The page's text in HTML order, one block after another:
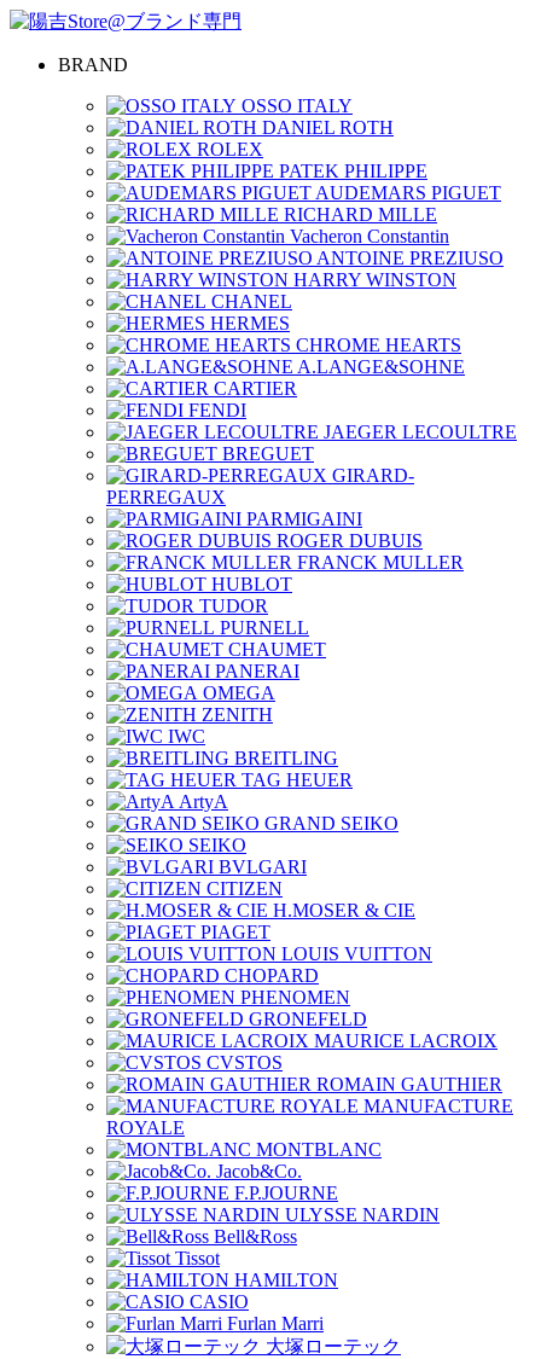
BRAND
OSSO ITALY
DANIEL ROTH
ROLEX
PATEK PHILIPPE
AUDEMARS PIGUET
RICHARD MILLE
Vacheron Constantin
ANTOINE PREZIUSO
HARRY WINSTON
CHANEL
HERMES
CHROME HEARTS
A.LANGE&SOHNE
CARTIER
FENDI
JAEGER LECOULTRE
BREGUET
GIRARD-
PERREGAUX
PARMIGAINI
ROGER DUBUIS
FRANCK MULLER
HUBLOT
TUDOR
PURNELL
CHAUMET
PANERAI
OMEGA
ZENITH
IWC
BREITLING
TAG HEUER
ArtyA
GRAND SEIKO
SEIKO
BVLGARI
CITIZEN
H.MOSER & CIE
PIAGET
LOUIS VUITTON
CHOPARD
PHENOMEN
GRONEFELD
MAURICE LACROIX
CVSTOS
ROMAIN GAUTHIER
MANUFACTURE
ROYALE
MONTBLANC
Jacob&Co.
F.P.JOURNE
ULYSSE NARDIN
Bell&Ross
Tissot
HAMILTON
CASIO
Furlan Marri
大塚ローテック